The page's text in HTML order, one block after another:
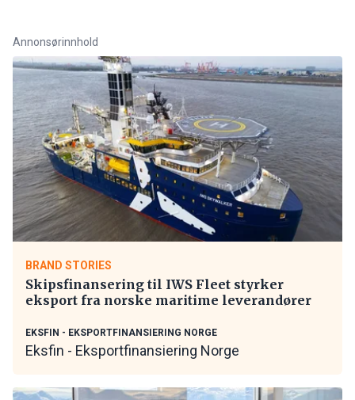
Annonsørinnhold
BRAND STORIES
Skipsfinansering til IWS Fleet styrker
eksport fra norske maritime leverandører
EKSFIN - EKSPORTFINANSIERING NORGE
Eksfin - Eksportfinansiering Norge